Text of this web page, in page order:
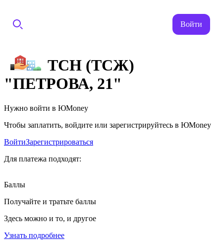
Войти
ТСН (ТСЖ)
"ПЕТРОВА, 21"
Нужно войти в ЮMoney
Чтобы заплатить, войдите или зарегистрируйтесь в ЮMoney
ВойтиЗарегистрироваться
Для платежа подходят:
Баллы
Получайте и тратьте баллы
Здесь можно и то, и другое
Узнать подробнее